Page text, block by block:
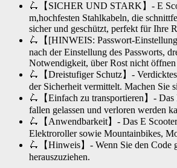
🛴【SICHER UND STARK】- E
m,hochfesten Stahlkabeln, die
sicher und geschützt, perfekt für Ihre
🛴【[HINWEIS: Passwort-
nach der Einstellung des Passworts,
Notwendigkeit, über Rost nicht
🛴【Dreistufiger Schutz】-
der Sicherheit vermittelt. Machen Sie
🛴【Einfach zu transportieren】-
fallen gelassen und verloren werden
🛴【Anwendbarkeit】- Das E
Elektroroller sowie Mountainbikes,
🛴【Hinweis】- Wenn Sie den Code
herauszuziehen.